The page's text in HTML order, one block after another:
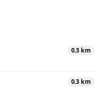
0.3 km
0.3 km